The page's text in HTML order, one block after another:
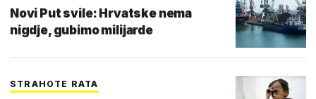
Novi Put svile: Hrvatske nema
nigdje, gubimo milijarde
STRAHOTE RATA